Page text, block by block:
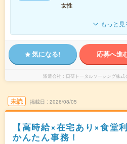
女性
もっと見
気になる! 応募へ進
派遣会社 日研トータルソーシング株
未読 掲載日 2026/08/05
【高時給×在宅あり×食堂
かんたん事務！